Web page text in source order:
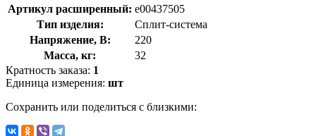
Артикул расширенный: e00437505
Тип изделия:
Сплит-система
Напряжение, В:
220
Масса, кг:
32
Кратность заказа: 1
Единица измерения: шт
Сохранить или поделиться с близкими: